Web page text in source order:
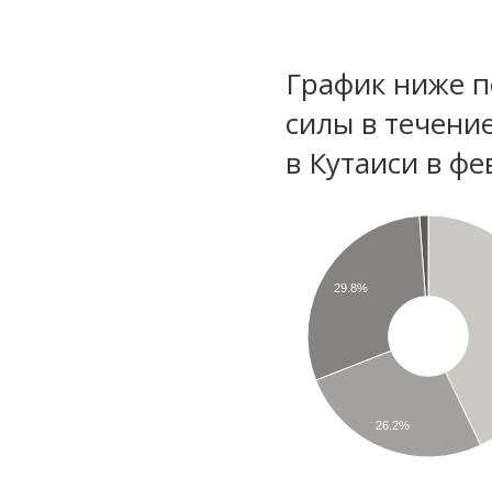
График ниже
силы в
в Кутаиси в
29.8%
26.2%